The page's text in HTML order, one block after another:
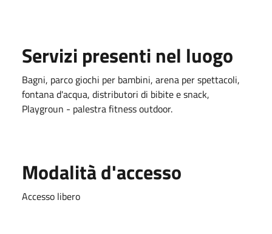
Servizi presenti nel luogo
Bagni, parco giochi per bambini, arena per spettacoli,
fontana d'acqua, distributori di bibite e snack,
Playgroun - palestra fitness outdoor.
Modalità d'accesso
Accesso libero